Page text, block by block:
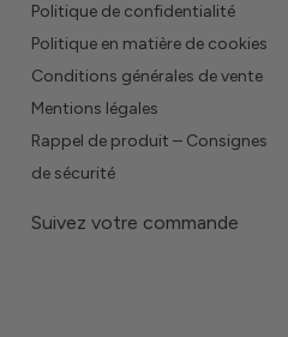
Politique de confidentialité
Politique en matière de cookies
Conditions générales de vente
Mentions légales
Rappel de produit – Consignes
de sécurité
Suivez votre commande